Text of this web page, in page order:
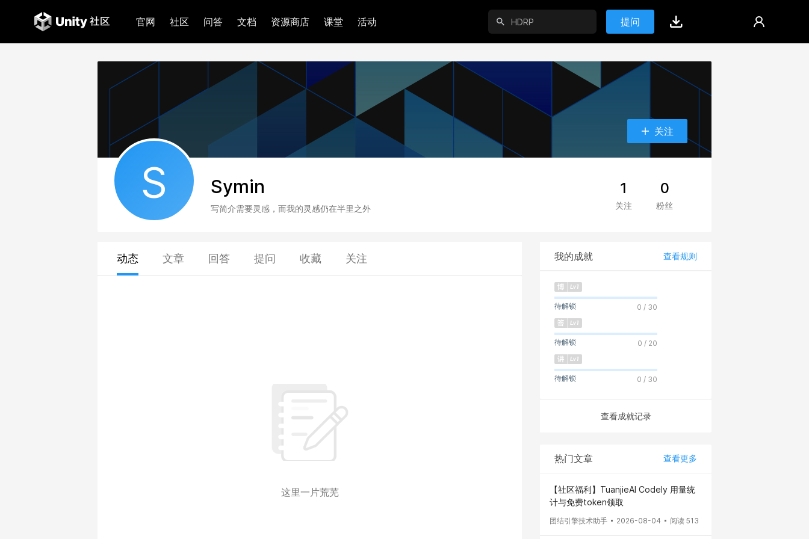
官网 社区 问答 文档 资源商店 课堂 活动 提问
关注
S Symin
写简介需要灵感，而我的灵感仍在半里之外
1
关注
0
粉丝
动态 文章 回答 提问 收藏 关注
这里一片荒芜
我的成就 查看规则
待解锁 0 / 30
待解锁 0 / 20
待解锁 0 / 30
查看成就记录
热门文章 查看更多
【社区福利】TuanjieAI Codely 用量统
计与免费token领取
团结引擎技术助手 2026-08-04 阅读 513